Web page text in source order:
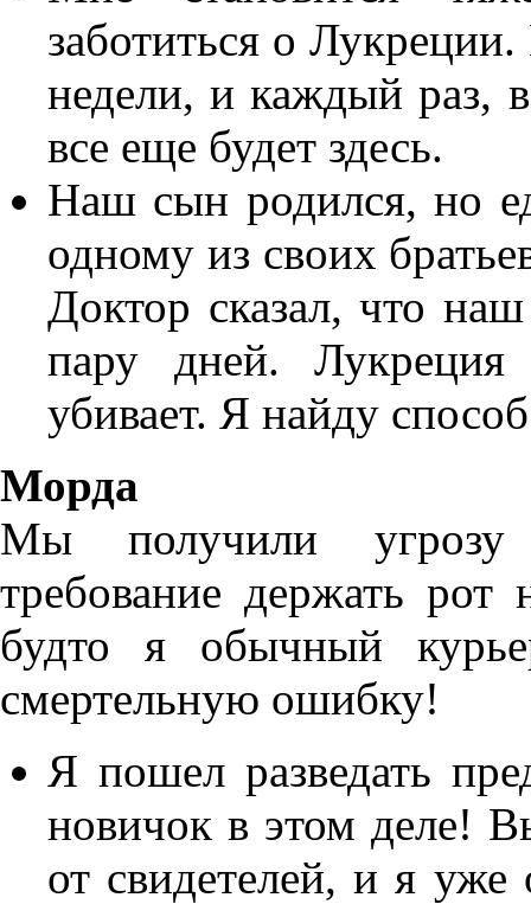
заботиться о
недели, и каждый раз,
все еще будет здесь.
Наш сын родился, но
одному из своих
Доктор сказал, что
пару дней.
убивает. Я найду
Морда
Мы получили
требование держать рот
будто я обычный
смертельную ошибку!
Я пошел разведать
новичок в этом деле!
от свидетелей, и я